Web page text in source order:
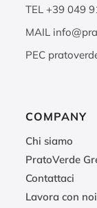
TEL+39 049
MAIL
PEC
COMPANY
Chi siamo
PratoVerde
Contattaci
Lavora con noi